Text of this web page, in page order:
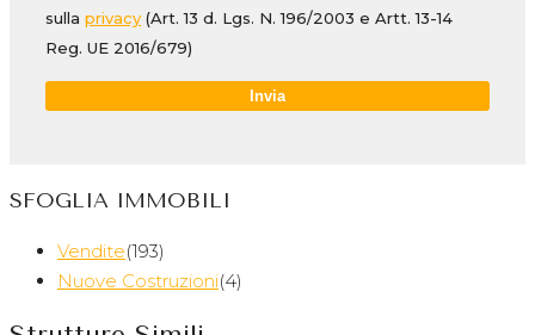
sulla privacy (Art. 13 d. Lgs. N. 196/2003 e Artt. 13-14
Reg. UE 2016/679)
SFOGLIA IMMOBILI
Vendite(193)
Nuove Costruzioni(4)